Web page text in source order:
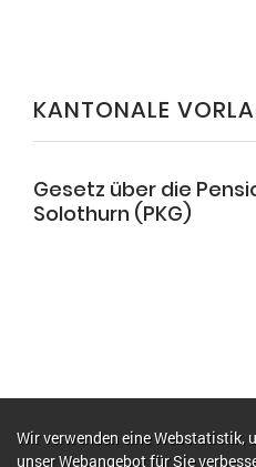
KANTONALE
Gesetz über die
Solothurn (PKG)
Webstatistik
Wir verwenden eine Webstatistik,
unser Webangebot für Sie